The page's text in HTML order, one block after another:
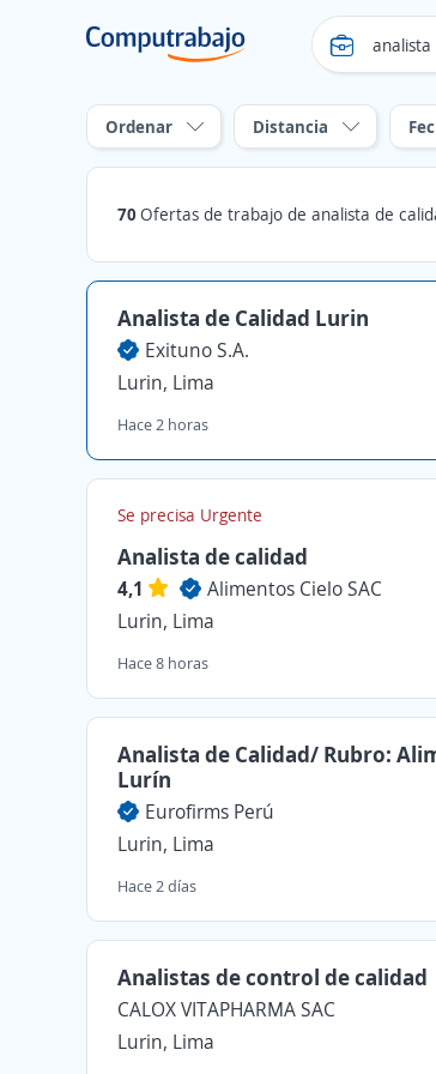
Ordenar Distancia
70 Ofertas de trabajo de analista de calidad en Lurin,
Analista de Calidad Lurin
Exituno S.A.
Lurin, Lima
Hace 2 horas
Se precisa Urgente
Analista de calidad
4,1
Alimentos Cielo SAC
Lurin, Lima
Hace 8 horas
Analista de Calidad/ Rubro:
Lurín
Eurofirms Perú
Lurin, Lima
Hace 2 días
Analistas de control de calidad
CALOX VITAPHARMA SAC
Lurin, Lima